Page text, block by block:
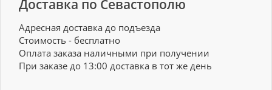
Доставка по Севастополю
Адресная доставка до подъезда
Стоимость - бесплатно
Оплата заказа наличными при получении
При заказе до 13:00 доставка в тот же день